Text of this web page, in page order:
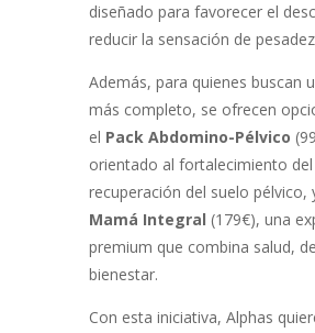
diseñado para favorecer el
reducir la sensación de
Además, para quienes buscan
más completo, se ofrecen
el Pack Abdomino-Pélvico
orientado al fortalecimiento del
recuperación del suelo pélvico,
Mamá Integral (179€), una
premium que combina salud,
bienestar.
Con esta iniciativa, Alphas